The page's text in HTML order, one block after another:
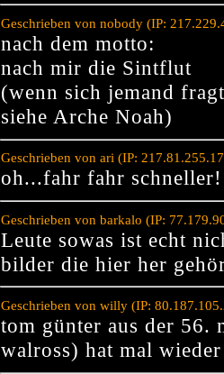
Geschrieben von nobody (IP:
nach dem motto:
nach mir die Sintflut
(wenn sich jemand
siehe Arche Noah)
Geschrieben von ari (IP:
oh...fahr fahr
Geschrieben von barkalo (IP:
Leute sowas ist echt
bilder die hier her
Geschrieben von willy (IP:
tom günter aus der 56.
walross) hat mal